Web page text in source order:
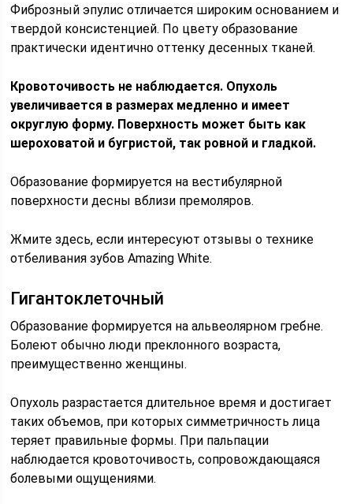
Фиброзный эпулис отличается широким основанием и
твердой консистенцией. По цвету образование
практически идентично оттенку десенных тканей.
Кровоточивость не наблюдается. Опухоль
увеличивается в размерах медленно и имеет
округлую форму. Поверхность может быть как
шероховатой и бугристой, так ровной и гладкой.
Образование формируется на вестибулярной
поверхности десны вблизи премоляров.
Жмите здесь, если интересуют отзывы о технике
отбеливания зубов Amazing White.
Гигантоклеточный
Образование формируется на альвеолярном гребне.
Болеют обычно люди преклонного возраста,
преимущественно женщины.
Опухоль разрастается длительное время и достигает
таких объемов, при которых симметричность лица
теряет правильные формы. При пальпации
наблюдается кровоточивость, сопровождающаяся
болевыми ощущениями.